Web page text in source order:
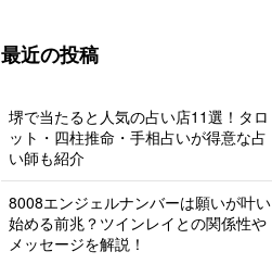
最近の投稿
堺で当たると人気の占い店11選！タロ
ット・四柱推命・手相占いが得意な占
い師も紹介
8008エンジェルナンバーは願いが叶い
始める前兆？ツインレイとの関係性や
メッセージを解説！